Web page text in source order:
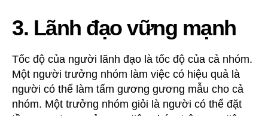
3. Lãnh đạo vững mạnh
Tốc độ của người lãnh đạo là tốc độ của cả nhóm.
Một người trưởng nhóm làm việc có hiệu quả là
người có thể làm tấm gương gương mẫu cho cả
nhóm. Một trưởng nhóm giỏi là người có thể đặt